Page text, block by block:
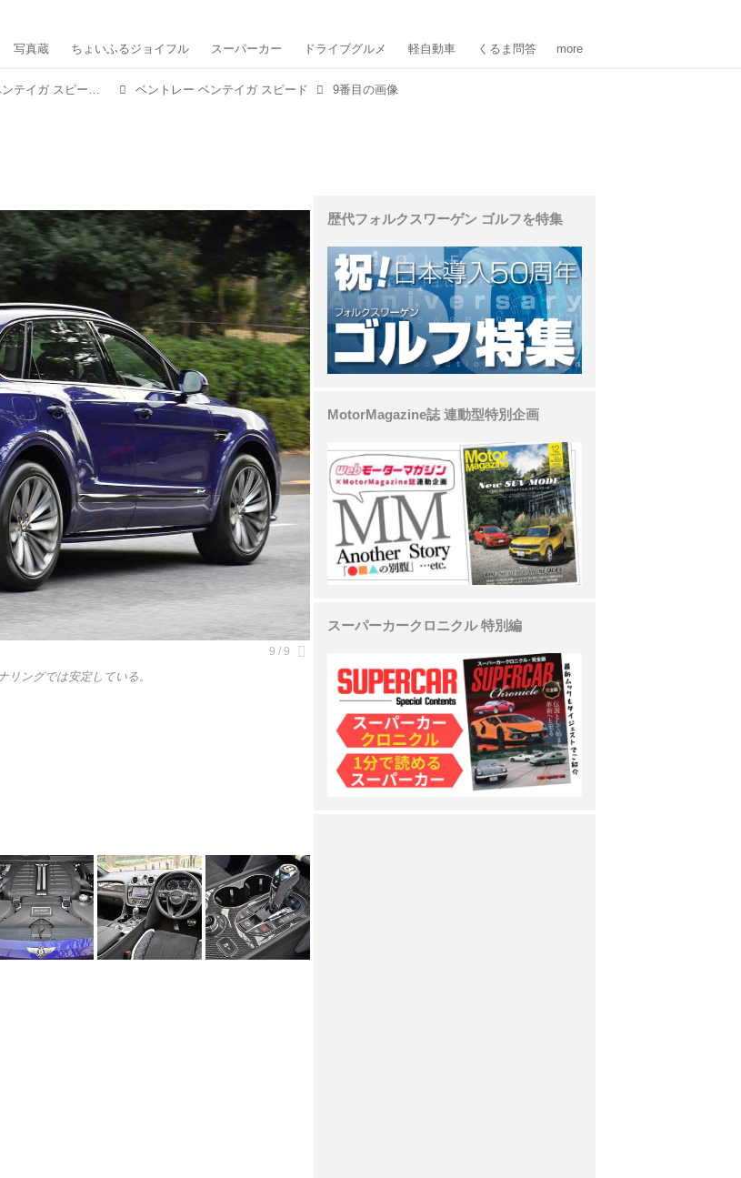
写真蔵 ちょいふるジョイフル スーパーカー ドライブグルメ 軽自動車 くるま問答 more
【試乗】「世界最速のSUV」ベントレー ベンテイガ スピードに乗ってみた！ ベントレー ベンテイガ スピード 9番目の画像
ングでは安定している。
歴代フォルクスワーゲン ゴルフを特集
MotorMagazine誌 連動型特別企画
スーパーカークロニクル 特別編